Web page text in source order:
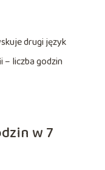
drugi język
– liczba godzin
w 7